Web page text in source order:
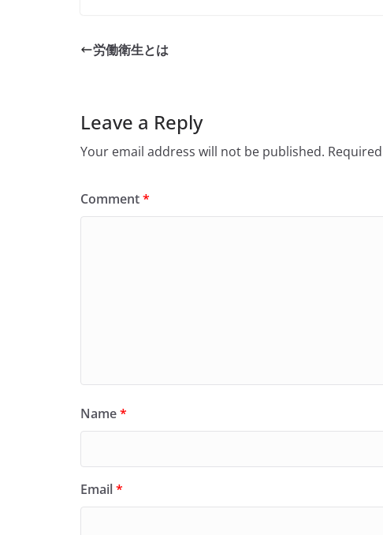
労働衛生とは
Leave a Reply
Your email address will not be published.
Comment*
Name*
Email*